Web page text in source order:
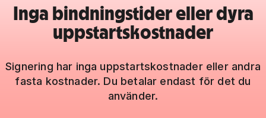
Inga bindningstider eller dyra
uppstartskostnader
Signering har inga uppstartskostnader eller andra
fasta kostnader. Du betalar endast för det du
använder.